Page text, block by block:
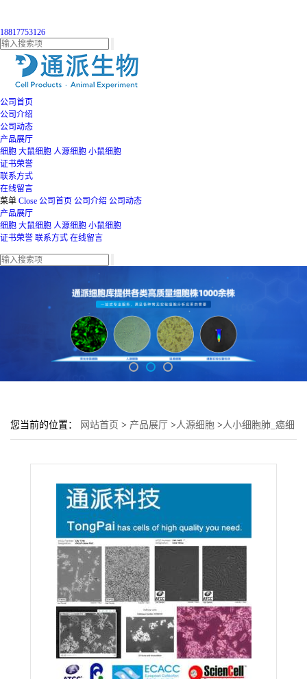
18817753126
公司首页
公司介绍
公司动态
产品展厅
细胞 大鼠细胞 人源细胞 小鼠细胞
证书荣誉
联系方式
在线留言
菜单 Close 公司首页 公司介绍 公司动态
产品展厅
细胞 大鼠细胞 人源细胞 小鼠细胞
证书荣誉 联系方式 在线留言
您当前的位置： 网站首页 > 产品展厅 >人源细胞 >人小细胞肺_癌细